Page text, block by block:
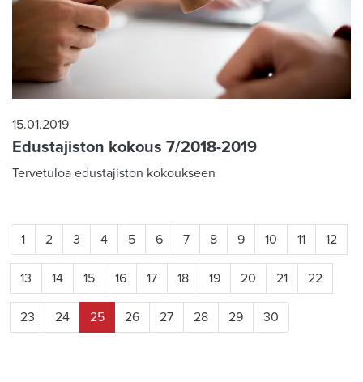
15.01.2019
Edustajiston kokous 7/2018-2019
Tervetuloa edustajiston kokoukseen
1 2 3 4 5 6 7 8 9 10 11 12
13 14 15 16 17 18 19 20 21 22
23 24 25 26 27 28 29 30